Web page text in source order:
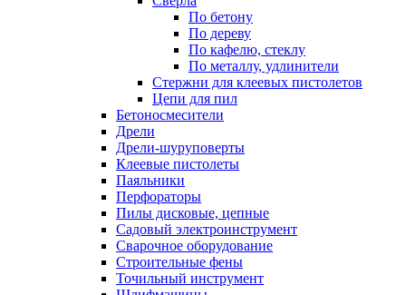
По бетону
По дереву
По кафелю, стеклу
По металлу, удлинители
Стержни для клеевых пистолетов
Цепи для пил
Бетоносмесители
Дрели
Дрели-шуруповерты
Клеевые пистолеты
Паяльники
Перфораторы
Пилы дисковые, цепные
Садовый электроинструмент
Сварочное оборудование
Строительные фены
Точильный инструмент